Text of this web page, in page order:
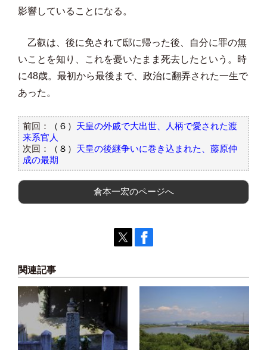
影響していることになる。
乙叡は、後に免されて邸に帰った後、自分に罪の無
いことを知り、これを憂いたまま死去したという。時
に48歳。最初から最後まで、政治に翻弄された一生で
あった。
前回： （６） 天皇の外戚で大出世、人柄で愛された渡
来系官人
次回：
（８） 天皇の後継争いに巻き込まれた、藤原仲
成の最期
倉本一宏のページへ
関連記事